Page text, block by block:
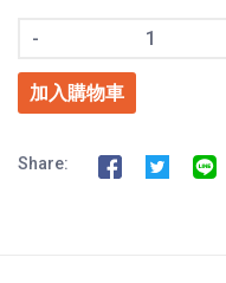
-
加入購物車
Share: